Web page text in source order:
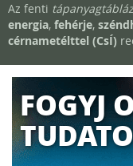
Az fenti
energia, fehérje,
cérnametélttel (CsÍ)
FOGYJ